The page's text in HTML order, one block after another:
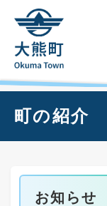
頭
町の紹介
お知らせ